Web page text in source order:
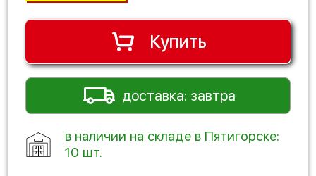
Купить
доставка: завтра
в наличии на складе в Пятигорске:
10 шт.